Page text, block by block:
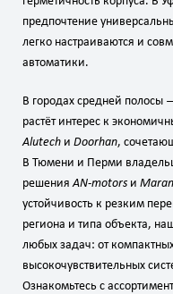
предпочтение
легко настраиваются и
автоматики.
В городах средней
растёт интерес к
Alutech и Doorhan,
В Тюмени и Перми
решенияAN‑motors и
устойчивость к резким
региона и типа объекта,
любых задач: от
высокочувствительных
Ознакомьтесь с